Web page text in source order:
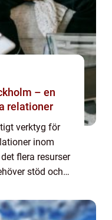
– en
relationer
verktyg för
inom
flera resurser
stöd och